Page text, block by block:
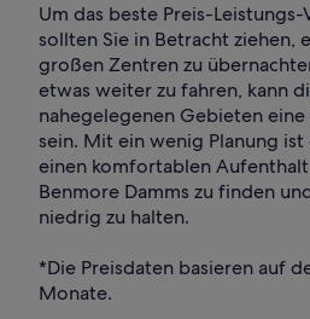
Um das beste Preis-
sollten Sie in Betracht ziehen,
großen Zentren zu
etwas weiter zu fahren, kann
nahegelegenen Gebieten
sein. Mit ein wenig Planung
einen komfortablen
Benmore Damms zu finden
niedrig zu halten.
*Die Preisdaten basieren auf
Monate.